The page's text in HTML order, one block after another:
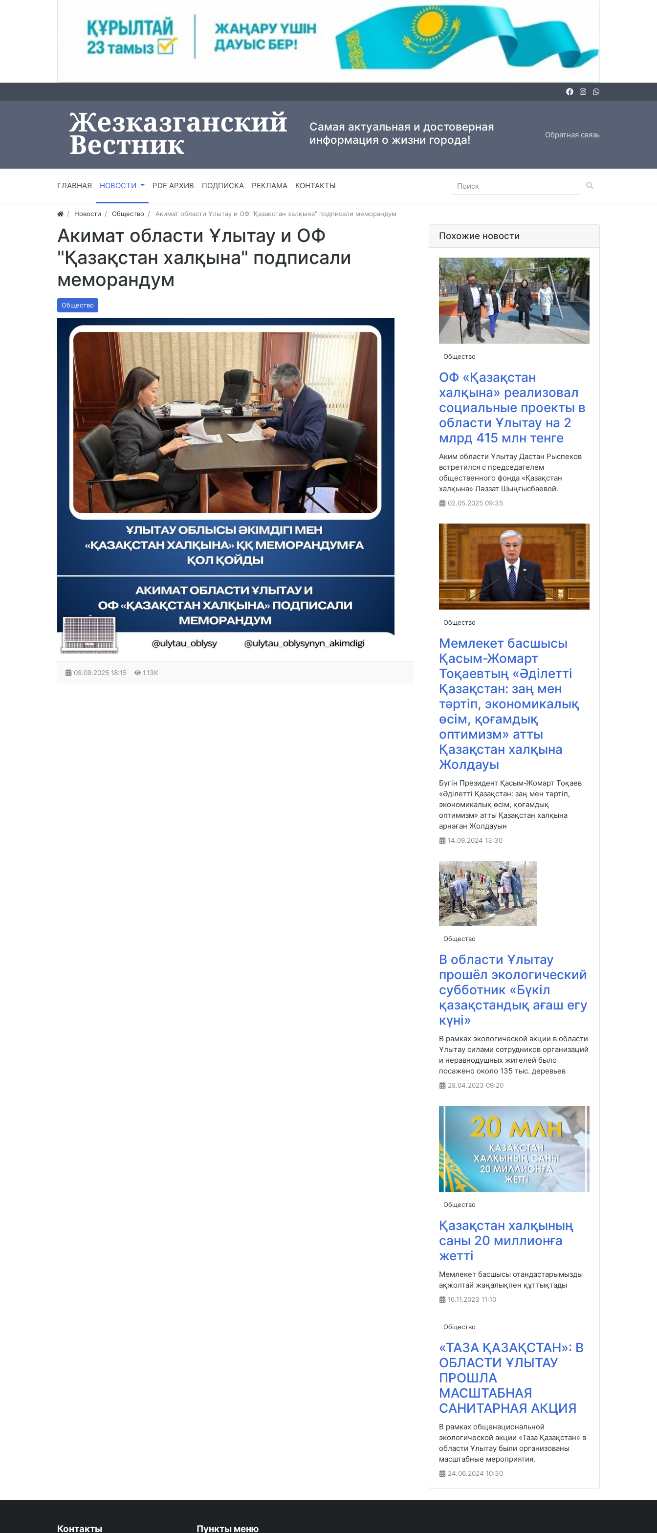
Самая актуальная и достоверная
информация о жизни города!
Обратная связь
ГЛАВНАЯ НОВОСТИ PDF АРХИВ ПОДПИСКА РЕКЛАМА КОНТАКТЫ
Новости Общество Акимат области Ұлытау и ОФ "Қазақстан халқына" подписали меморандум
Акимат области Ұлытау и ОФ
"Қазақстан халқына" подписали
меморандум
Общество
09.09.2025 18:15 1.13K
Похожие новости
Общество
ОФ «Қазақстан
халқына» реализовал
социальные проекты в
области Ұлытау на 2
млрд 415 млн тенге
Аким области Ұлытау Дастан Рыспеков
встретился с председателем
общественного фонда «Қазақстан
халқына» Ләззат Шыңғысбаевой.
02.05.2025 09:35
Общество
Мемлекет басшысы
Қасым-Жомарт
Тоқаевтың «Әділетті
Қазақстан: заң мен
тәртіп, экономикалық
өсім, қоғамдық
оптимизм» атты
Қазақстан халқына
Жолдауы
Бүгін Президент Қасым-Жомарт Тоқаев
«Әділетті Қазақстан: заң мен тәртіп,
экономикалық өсім, қоғамдық
оптимизм» атты Қазақстан халқына
арнаған Жолдауын
14.09.2024 13:30
Общество
В области Ұлытау
прошёл экологический
субботник «Бүкіл
қазақстандық ағаш егу
күні»
В рамках экологической акции в области
Ұлытау силами сотрудников организаций
и неравнодушных жителей было
посажено около 135 тыс. деревьев
28.04.2023 09:20
Общество
Қазақстан халқының
саны 20 миллионға
жетті
Мемлекет басшысы отандастарымызды
ақжолтай жаңалықпен құттықтады
16.11.2023 11:10
Общество
«ТАЗА ҚАЗАҚСТАН»: В
ОБЛАСТИ ҰЛЫТАУ
ПРОШЛА
МАСШТАБНАЯ
САНИТАРНАЯ АКЦИЯ
В рамках общенациональной
экологической акции «Таза Қазақстан» в
области Ұлытау были организованы
масштабные мероприятия.
24.06.2024 10:30
Контакты Пункты меню